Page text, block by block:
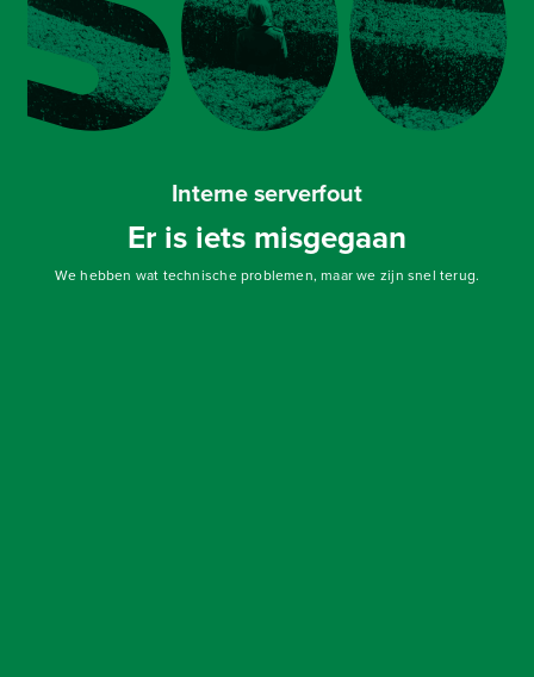
Interne serverfout
Er is iets misgegaan
We hebben wat technische problemen, maar we zijn snel terug.